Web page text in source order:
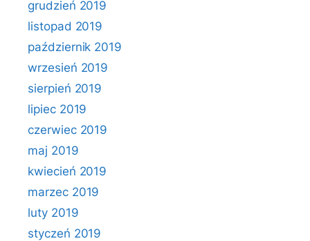
grudzień 2019
listopad 2019
październik 2019
wrzesień 2019
sierpień 2019
lipiec 2019
czerwiec 2019
maj 2019
kwiecień 2019
marzec 2019
luty 2019
styczeń 2019